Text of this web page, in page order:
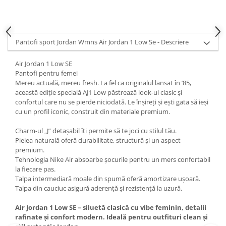
Pantofi sport Jordan Wmns Air Jordan 1 Low Se - Descriere
Air Jordan 1 Low SE
Pantofi pentru femei
Mereu actuală, mereu fresh. La fel ca originalul lansat în ’85,
această ediție specială AJ1 Low păstrează look-ul clasic și
confortul care nu se pierde niciodată. Le înșireți și ești gata să ieși
cu un profil iconic, construit din materiale premium.
Charm-ul „J” detașabil îți permite să te joci cu stilul tău.
Pielea naturală oferă durabilitate, structură și un aspect
premium.
Tehnologia Nike Air absoarbe șocurile pentru un mers confortabil
la fiecare pas.
Talpa intermediară moale din spumă oferă amortizare ușoară.
Talpa din cauciuc asigură aderență și rezistență la uzură.
Air Jordan 1 Low SE – siluetă clasică cu vibe feminin, detalii
rafinate și confort modern. Ideală pentru outfituri clean și